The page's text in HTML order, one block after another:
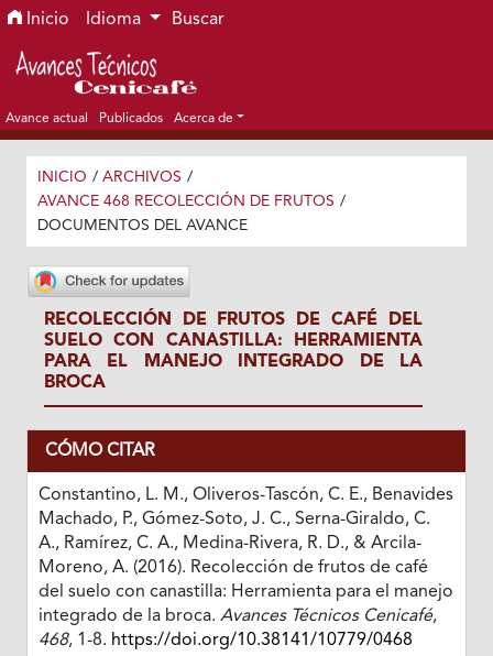
Ir al menú de navegación principal
Ir al contenido principal
Ir al pie de página del sitio
Inicio Idioma Buscar
Avance actual Publicados Acerca de
INICIO / ARCHIVOS /
AVANCE 468 RECOLECCIÓN DE FRUTOS /
DOCUMENTOS DEL AVANCE
RECOLECCIÓN DE FRUTOS DE CAFÉ DEL
SUELO CON CANASTILLA: HERRAMIENTA
PARA EL MANEJO INTEGRADO DE LA
BROCA
CÓMO CITAR
Constantino, L. M., Oliveros-Tascón, C. E., Benavides
Machado, P., Gómez-Soto, J. C., Serna-Giraldo, C.
A., Ramírez, C. A., Medina-Rivera, R. D., & Arcila-
Moreno, A. (2016). Recolección de frutos de café
del suelo con canastilla: Herramienta para el manejo
integrado de la broca. Avances Técnicos Cenicafé,
468, 1-8. https://doi.org/10.38141/10779/0468